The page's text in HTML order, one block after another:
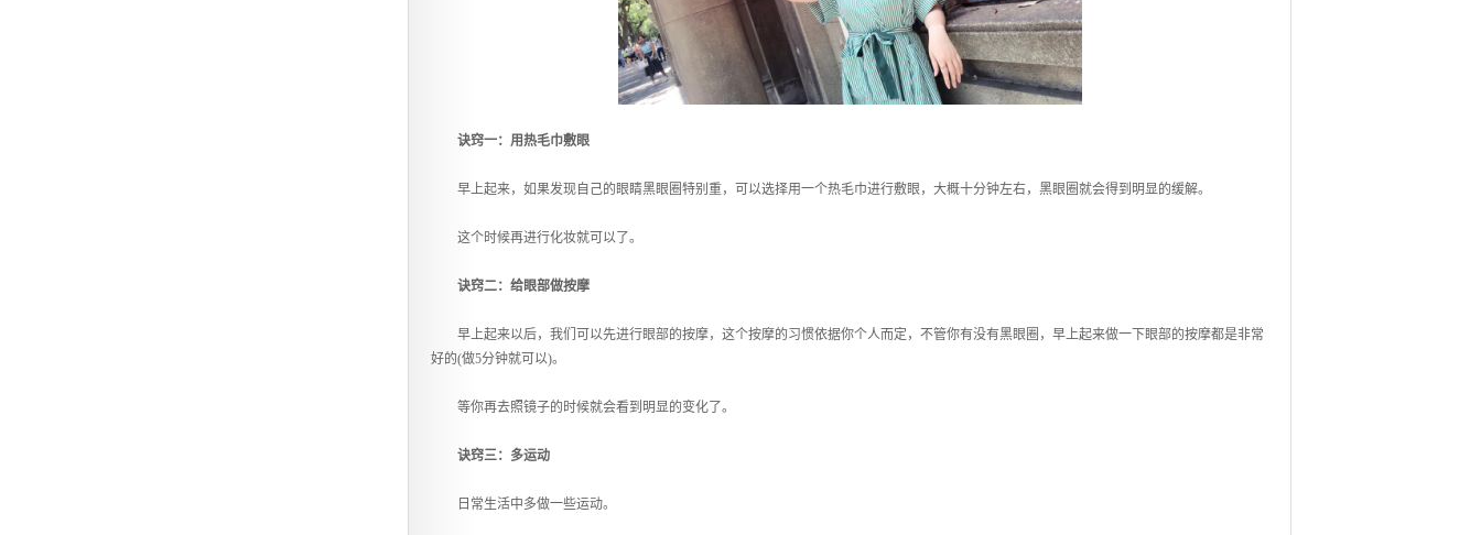
诀窍一：用热毛巾敷眼
早上起来，如果发现自己的眼睛黑眼圈特别重，可以选择用一个热毛巾进行敷眼，大概十分钟左右，黑眼圈就会得到明显的缓解。
这个时候再进行化妆就可以了。
诀窍二：给眼部做按摩
早上起来以后，我们可以先进行眼部的按摩，这个按摩的习惯依据你个人而定，不管你有没有黑眼圈，早上起来做一下眼部的按摩都是非常
好的(做5分钟就可以)。
等你再去照镜子的时候就会看到明显的变化了。
诀窍三：多运动
日常生活中多做一些运动。